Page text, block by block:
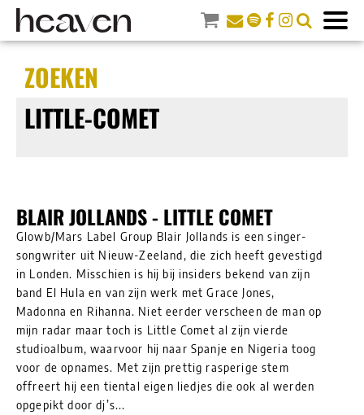
ZOEKEN
LITTLE-COMET
BLAIR JOLLANDS - LITTLE COMET
Glowb/Mars Label Group Blair Jollands is een singer-
songwriter uit Nieuw-Zeeland, die zich heeft gevestigd
in Londen. Misschien is hij bij insiders bekend van zijn
band El Hula en van zijn werk met Grace Jones,
Madonna en Rihanna. Niet eerder verscheen de man op
mijn radar maar toch is Little Comet al zijn vierde
studioalbum, waarvoor hij naar Spanje en Nigeria toog
voor de opnames. Met zijn prettig rasperige stem
offreert hij een tiental eigen liedjes die ook al werden
opgepikt door dj’s...